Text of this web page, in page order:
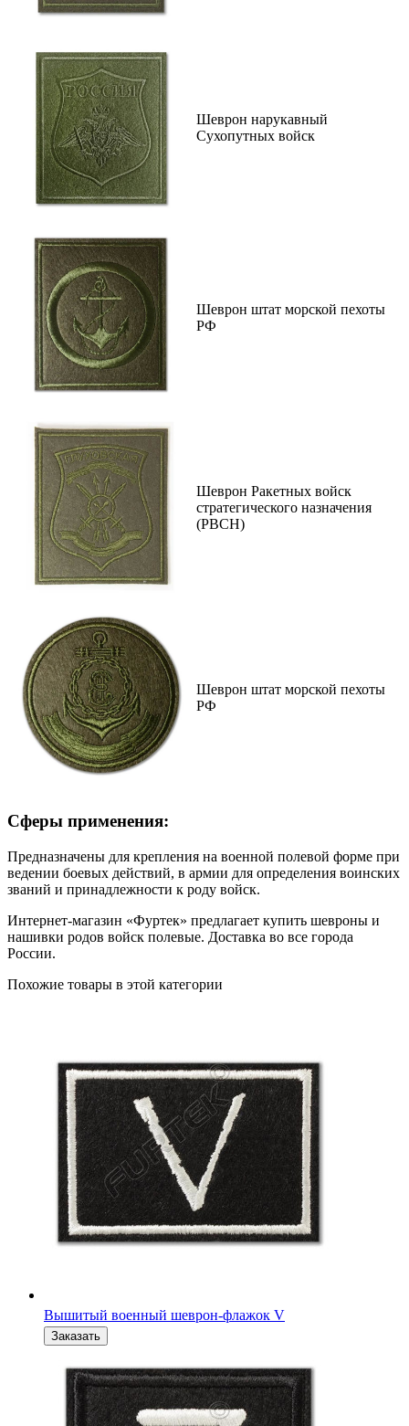
Шеврон нарукавный
Сухопутных войск
Шеврон штат морской пехоты
РФ
Шеврон Ракетных войск
стратегического назначения
(РВСН)
Шеврон штат морской пехоты
РФ
Сферы применения:
Предназначены для крепления на военной полевой форме при
ведении боевых действий, в армии для определения воинских
званий и принадлежности к роду войск.
Интернет-магазин «Фуртек» предлагает купить шевроны и
нашивки родов войск полевые. Доставка во все города
России.
Похожие товары в этой категории
Вышитый военный шеврон-флажок Z за победу